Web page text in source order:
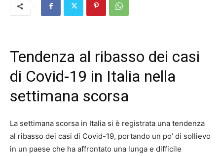
Tendenza al ribasso dei casi
di Covid-19 in Italia nella
settimana scorsa
La settimana scorsa in Italia si è registrata una tendenza
al ribasso dei casi di Covid-19, portando un po’ di sollievo
in un paese che ha affrontato una lunga e difficile